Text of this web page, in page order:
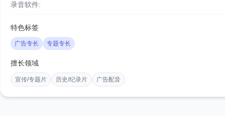
录音软件:
特色标签
广告专长 专题专长
擅长领域
宣传/专题片 历史/纪录片 广告配音